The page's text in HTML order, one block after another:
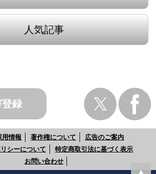
人気記事
登録
用情報 著作権について
広告のご案内
シーについて
特定商取引法に基づく表示
お問い合わせ